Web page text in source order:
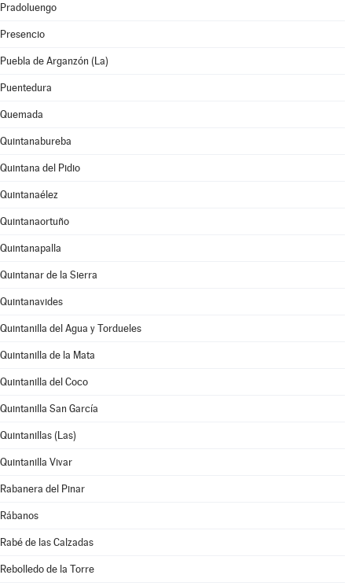
Pradoluengo
Presencio
Puebla de Arganzón (La)
Puentedura
Quemada
Quintanabureba
Quintana del Pidio
Quintanaélez
Quintanaortuño
Quintanapalla
Quintanar de la Sierra
Quintanavides
Quintanilla del Agua y Tordueles
Quintanilla de la Mata
Quintanilla del Coco
Quintanilla San García
Quintanillas (Las)
Quintanilla Vivar
Rabanera del Pinar
Rábanos
Rabé de las Calzadas
Rebolledo de la Torre